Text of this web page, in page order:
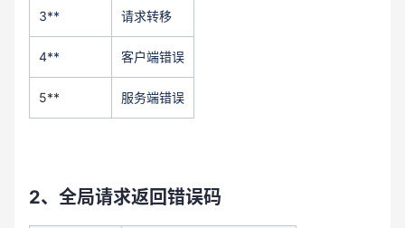
3** 请求转移
4** 客户端错误
5** 服务端错误
2、全局请求返回错误码